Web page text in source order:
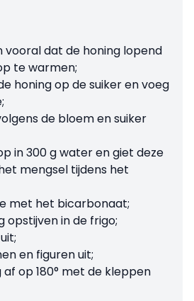
vooral dat de honing lopend
te warmen;
honing op de suiker en voeg
de bloem en suiker
in 300 g water en giet deze
mengsel tijdens het
met het bicarbonaat;
opstijven in de frigo;
en figuren uit;
af op 180° met de kleppen